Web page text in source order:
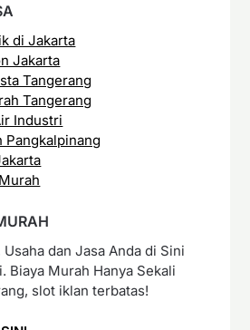
di Jakarta
Jakarta
Tangerang
Tangerang
Industri
Pangkalpinang
dan Jasa Anda di Sini
Biaya Murah Hanya Sekali
slot iklan terbatas!